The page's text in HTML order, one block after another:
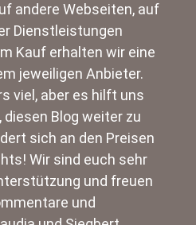
andere Webseiten, auf
Dienstleistungen
Kauf erhalten wir eine
jeweiligen Anbieter.
viel, aber es hilft uns
Blog weiter zu
sich an den Preisen
Wir sind euch sehr
und freuen
und